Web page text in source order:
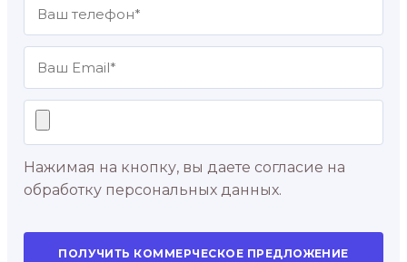
Нажимая на кнопку, вы даете согласие на
обработку персональных данных.
ПОЛУЧИТЬ КОММЕРЧЕСКОЕ ПРЕДЛОЖЕНИЕ